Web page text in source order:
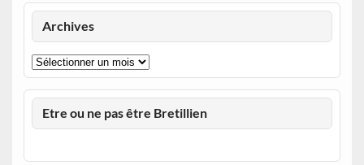
Archives
Archives
Etre ou ne pas être Bretillien